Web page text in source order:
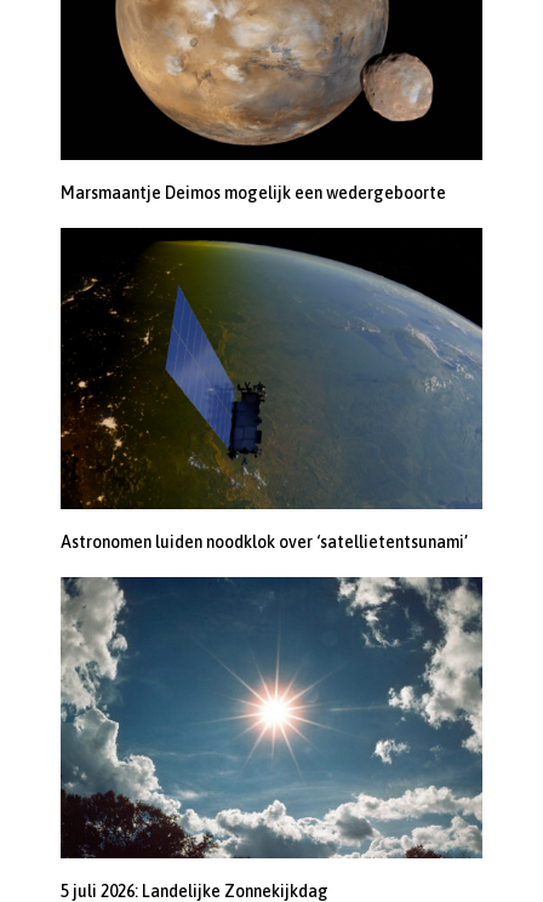
Marsmaantje Deimos mogelijk een wedergeboorte
Astronomen luiden noodklok over ‘satellietentsunami’
5 juli 2026: Landelijke Zonnekijkdag